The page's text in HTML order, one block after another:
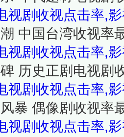
视剧收视点击率,
中国台湾收视率
视剧收视点击率,
历史正剧电视剧
视剧收视点击率,
暴 偶像剧收视率
视剧收视点击率,